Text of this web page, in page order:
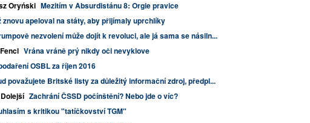
Oryński Mezitím v Absurdistánu 8: Orgie pravice
znovu apeloval na státy, aby přijímaly uprchlíky
nezvolení může dojít k revoluci, ale já sama se násiln...
Vrána vráně prý nikdy oči nevyklove
OSBL za říjen 2016
považujete Britské listy za důležitý informační zdroj, předpl...
Zachrání ČSSD počínštění? Nebo jde o víc?
s kritikou "tatíčkovství TGM"